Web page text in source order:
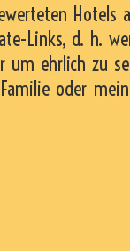
Hotels
Links, d. h.
um ehrlich zu
oder